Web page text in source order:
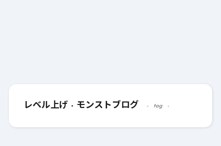
レベル上げ - モンストブログ tag